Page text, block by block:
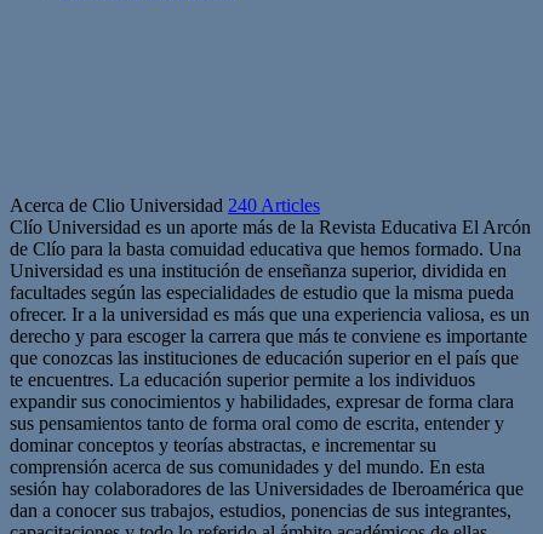
Acerca de Clio Universidad 240 Articles
Clío Universidad es un aporte más de la Revista Educativa El Arcón
de Clío para la basta comuidad educativa que hemos formado. Una
Universidad es una institución de enseñanza superior, dividida en
facultades según las especialidades de estudio que la misma pueda
ofrecer. Ir a la universidad es más que una experiencia valiosa, es un
derecho y para escoger la carrera que más te conviene es importante
que conozcas las instituciones de educación superior en el país que
te encuentres. La educación superior permite a los individuos
expandir sus conocimientos y habilidades, expresar de forma clara
sus pensamientos tanto de forma oral como de escrita, entender y
dominar conceptos y teorías abstractas, e incrementar su
comprensión acerca de sus comunidades y del mundo. En esta
sesión hay colaboradores de las Universidades de Iberoamérica que
dan a conocer sus trabajos, estudios, ponencias de sus integrantes,